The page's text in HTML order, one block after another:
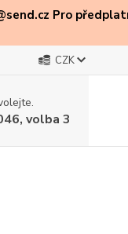
Pro
CZK
volba 3